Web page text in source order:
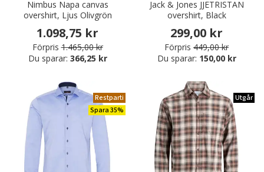
Nimbus Napa canvas
overshirt, Ljus Olivgrön
1.098,75 kr
Förpris 1.465,00 kr
Du sparar: 366,25 kr
Jack & Jones JJETRISTAN
overshirt, Black
299,00 kr
Förpris 449,00 kr
Du sparar: 150,00 kr
Restparti
Spara 35%
Utgår